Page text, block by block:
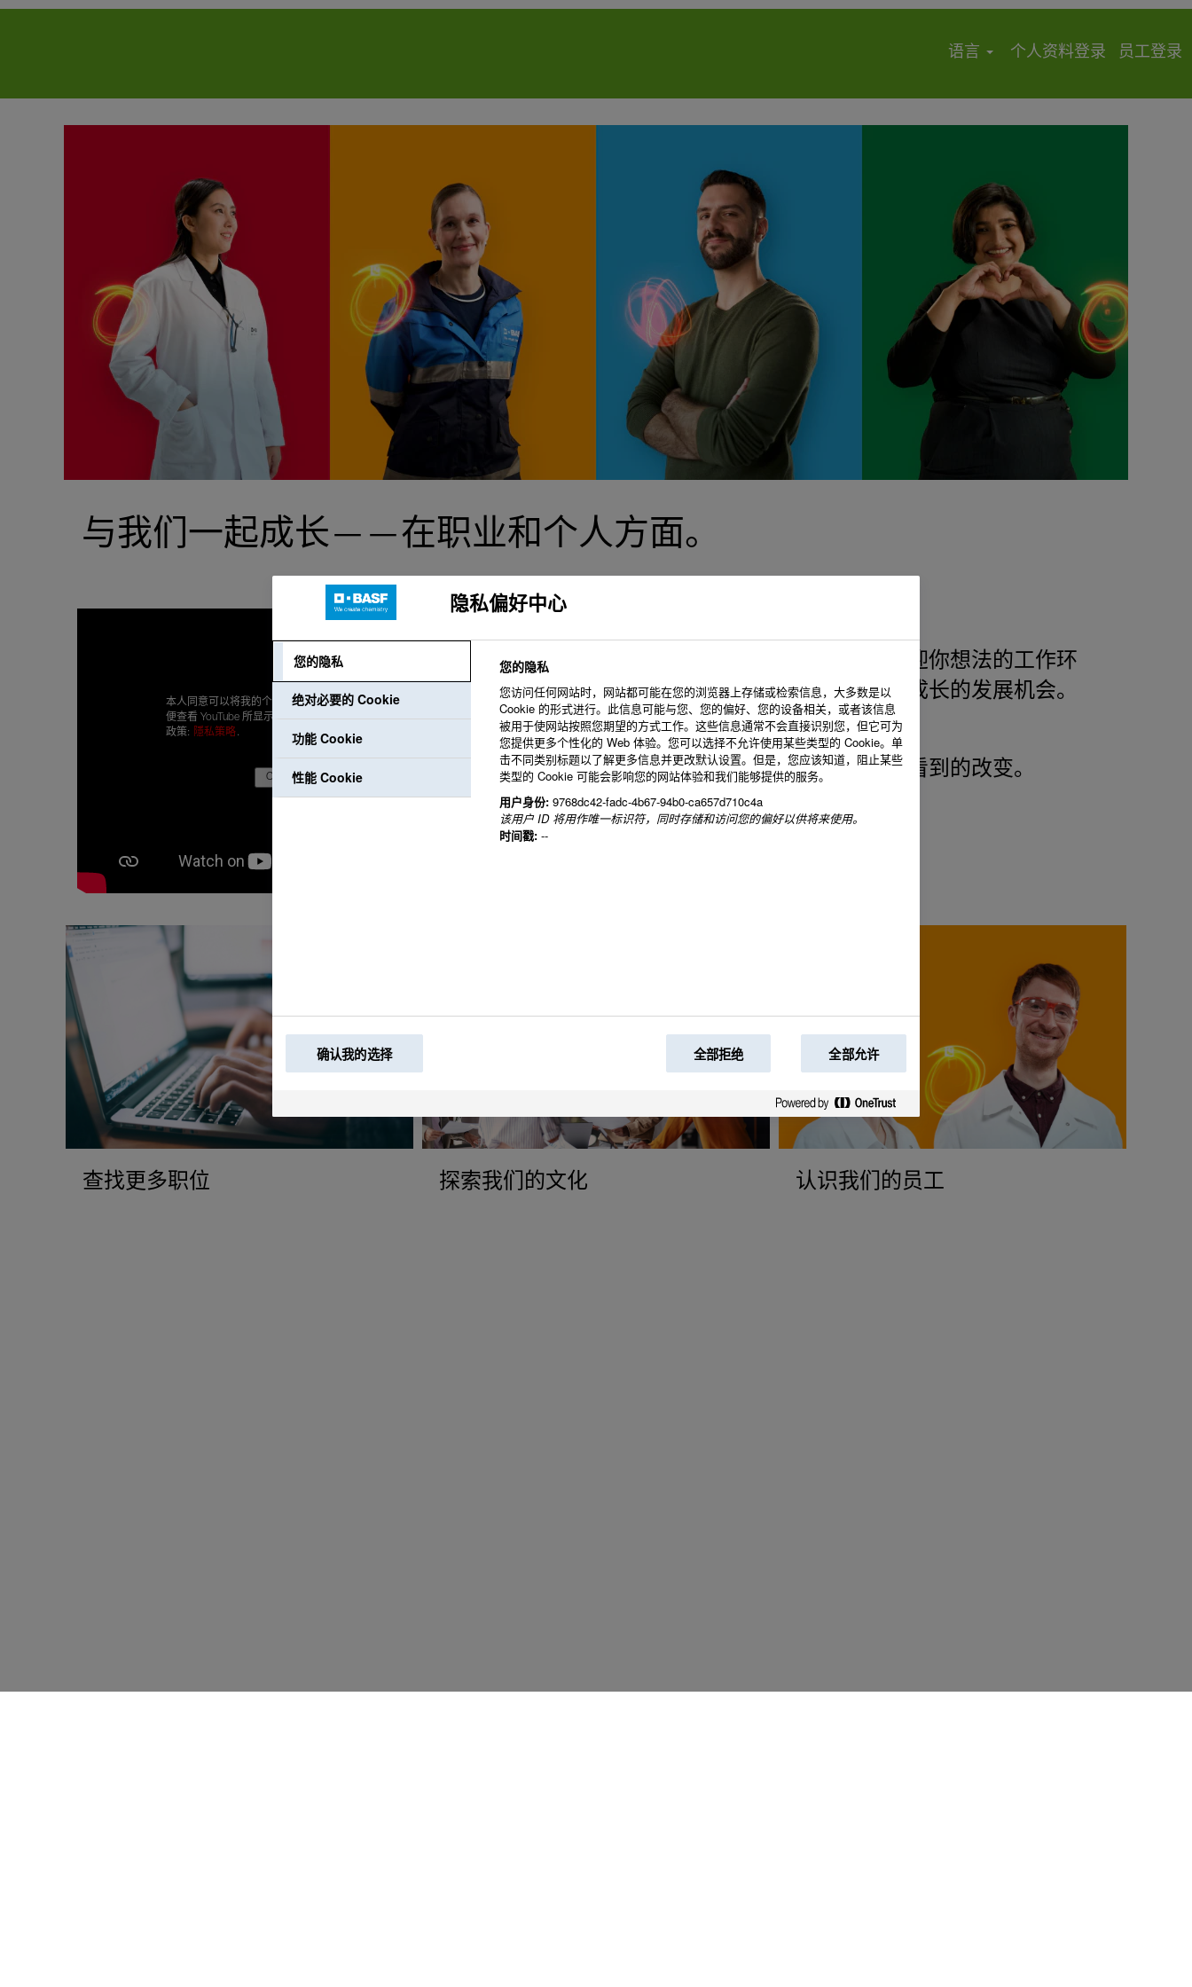
语言 个人资料登录 员工登录
与我们一起成长——在职业和个人方面。
我们致力于创造一个欣赏你、欢迎你想法的工作环
境。我们提供支持你个人和职业成长的发展机会。
我们共同创造我们希望在世界上看到的改变。
本人同意可以将我的个人数据传输给 Google，以
便查看 YouTube 所显示的内容。本人已阅读隐私
政策: 隱私策略.
查找更多职位 探索我们的文化 认识我们的员工
隐私偏好中心
您的隐私
绝对必要的 Cookie
功能 Cookie
性能 Cookie
您的隐私
您访问任何网站时，网站都可能在您的浏览器上存储或检索信息，大多数是以
Cookie 的形式进行。此信息可能与您、您的偏好、您的设备相关，或者该信息
被用于使网站按照您期望的方式工作。这些信息通常不会直接识别您，但它可为
您提供更多个性化的 Web 体验。您可以选择不允许使用某些类型的 Cookie。单
击不同类别标题以了解更多信息并更改默认设置。但是，您应该知道，阻止某些
类型的 Cookie 可能会影响您的网站体验和我们能够提供的服务。
用户身份: 9768dc42-fadc-4b67-94b0-ca657d710c4a
该用户 ID 将用作唯一标识符，同时存储和访问您的偏好以供将来使用。
时间戳: --
确认我的选择 全部拒绝 全部允许